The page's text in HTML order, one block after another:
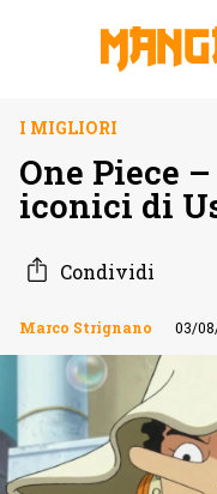
I MIGLIORI
One Piece
iconici di
Condividi
Marco Strignano 03/